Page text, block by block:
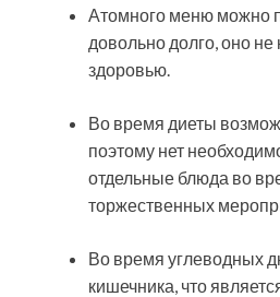
Атомного меню можно
довольно долго, оно не
здоровью.
Во время диеты
поэтому нет
отдельные блюда во
торжественных
Во время углеводных
кишечника, что